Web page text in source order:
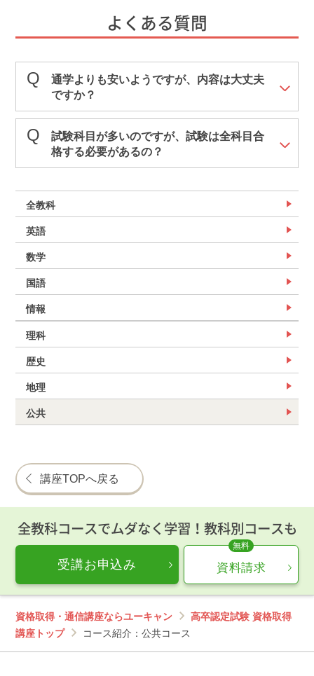
よくある質問
通学よりも安いようですが、内容は大丈夫
ですか？
試験科目が多いのですが、試験は全科目合
格する必要があるの？
全教科
英語
数学
国語
情報
理科
歴史
地理
公共
講座TOPへ戻る
全教科コースでムダなく学習！教科別コースも
受講お申込み 資料請求
資格取得・通信講座ならユーキャン
高卒認定試験 資格取得
講座トップ
コース紹介：公共コース